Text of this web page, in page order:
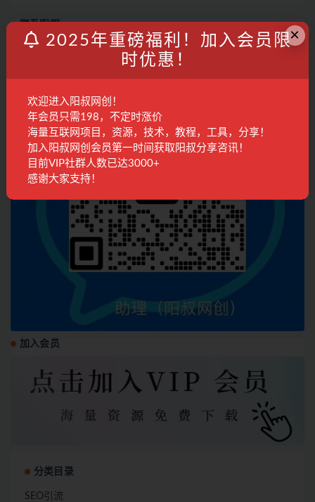
联系客服
加入会员
分类目录
SEO引流
×
2025年重磅福利！加入会员限
时优惠！
欢迎进入阳叔网创！
年会员只需198，不定时涨价
海量互联网项目，资源，技术，教程，工具，分享！
加入阳叔网创会员第一时间获取阳叔分享咨讯！
目前VIP社群人数已达3000+
感谢大家支持！